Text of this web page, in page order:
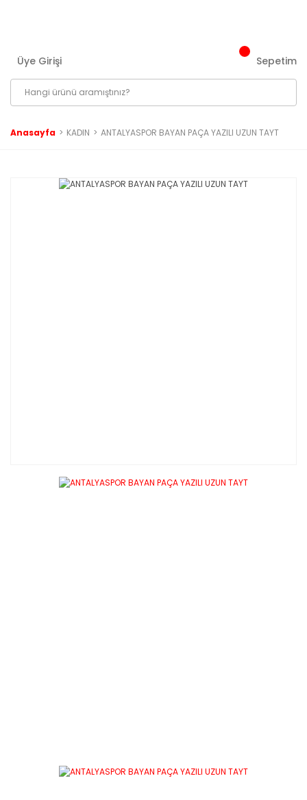
Üye Girişi Sepetim
Anasayfa KADIN ANTALYASPOR BAYAN PAÇA YAZILI UZUN TAYT